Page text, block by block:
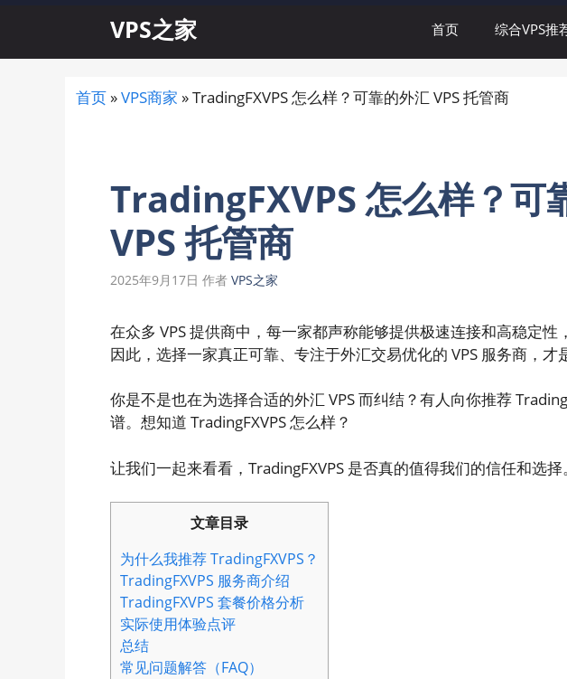
内
VPS之家 首页 综合VPS推
首页 »VPS商家 »TradingFXVPS 怎么样？可靠的外汇 VPS 托管商
TradingFXVPS 怎么样？可
VPS 托管商
2025年9月17日 作者 VPS之家
在众多 VPS 提供商中，每一家都声称能够提供极速连接和高稳定性
因此，选择一家真正可靠、专注于外汇交易优化的 VPS 服务商，才
你是不是也在为选择合适的外汇 VPS 而纠结？有人向你推荐
谱。想知道 TradingFXVPS 怎么样？
让我们一起来看看，TradingFXVPS 是否真的值得我们的信任和选择。
文章目录
为什么我推荐 TradingFXVPS？
TradingFXVPS 服务商介绍
TradingFXVPS 套餐价格分析
实际使用体验点评
总结
常见问题解答（FAQ）